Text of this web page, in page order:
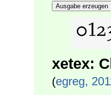
Ausgabe erzeugen
xetex:
(egreg,